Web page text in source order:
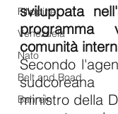
Filippine
Venezuela
Nato
Belt and Road
Bahrein
sviluppata
programma
comunità
Secondo
ministro della